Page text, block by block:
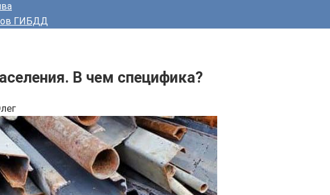
ГИБДД
В чем специфика?